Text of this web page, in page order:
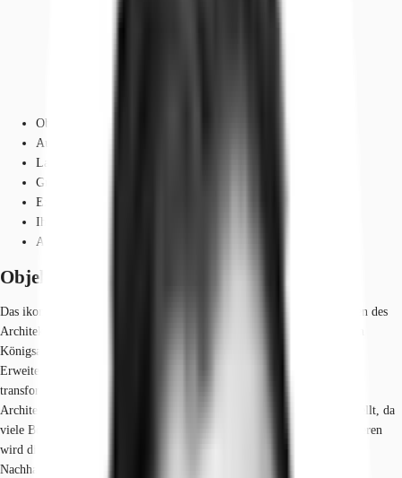
Objekt
Ausstattung
Lage und Verkehrsanbindung
Grundrisse
Exposé herunterladen
Ihr Kontakt
Anfrage senden
Objekt
Das ikonische Gebäude wurde zwischen 1907 und 1909 nach den Plänen des
Architekten Joseph Maria Olbrich am nördlichen Ende der prominenten
Königsallee in Düsseldorf errichtet und wird nun durch die
Erweiterungsbauten der neuen Bürowelt in ein modernes Landmark
transformieren. Der Entwurf stammt von dem international bekannten
Architekten David Chipperfield. Das Gebäude wird CO2 schonend erstellt, da
viele Bestandteile der vorherigen Immobilie erhalten bleiben. Des Weiteren
wird die zukünftige Premium am Cornelius Platz mit unterschiedliche
Nachhaltigkeitszertifizierungen ausgestattet. Dabei liegt der Fokus auf